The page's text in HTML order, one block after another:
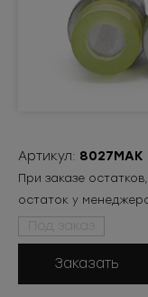
Артикул: 8027МАК
При заказе
остаток у
Под заказ
Заказать